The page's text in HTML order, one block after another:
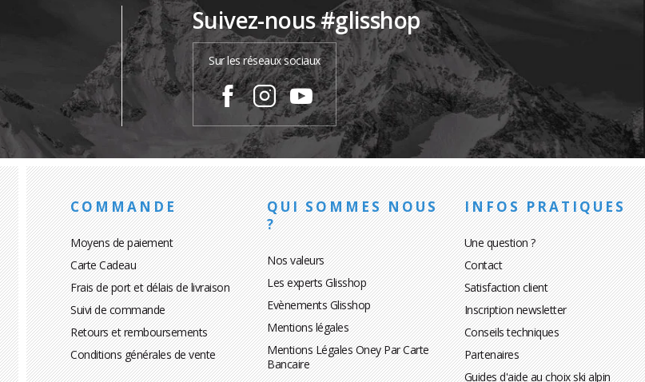
Suivez-nous #glisshop
Sur les réseaux sociaux
COMMANDE
Moyens de paiement
Carte Cadeau
Frais de port et délais de livraison
Suivi de commande
Retours et remboursements
Conditions générales de vente
QUI SOMMES NOUS
?
Nos valeurs
Les experts Glisshop
Evènements Glisshop
Mentions légales
Mentions Légales Oney Par Carte
Bancaire
INFOS PRATIQUES
Une question ?
Contact
Satisfaction client
Inscription newsletter
Conseils techniques
Partenaires
Guides d'aide au choix ski alpin